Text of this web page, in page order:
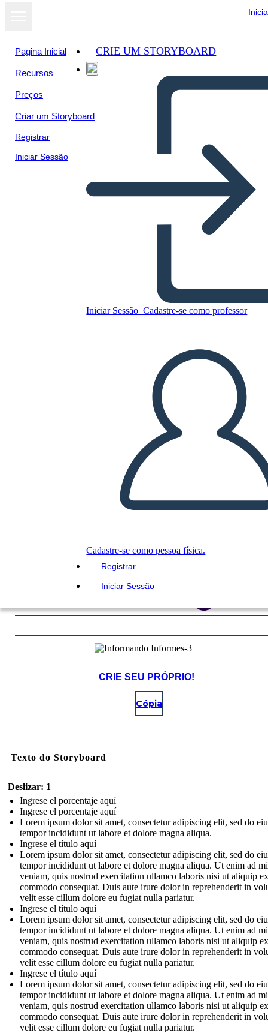
Pagina Inicial
Recursos
Preços
Criar um Storyboard
Registrar
Iniciar Sessão
CRIE UM STORYBOARD
Iniciar Sessão Cadastre-se como professor
Cadastre-se como pessoa física.
Registrar
Iniciar Sessão
Copie este storyboard
CRIAR UM STORYBOARD
LEIA PRA MIM
CRIE SEU PRÓPRIO!
Cópia
Texto do Storyboard
Deslizar: 1
Ingrese el porcentaje aquí
Ingrese el porcentaje aquí
Lorem ipsum dolor sit amet, consectetur adipiscing elit, sed do
tempor incididunt ut labore et dolore magna aliqua.
Ingrese el título aquí
Lorem ipsum dolor sit amet, consectetur adipiscing elit, sed do
tempor incididunt ut labore et dolore magna aliqua. Ut enim ad
veniam, quis nostrud exercitation ullamco laboris nisi ut aliquip
commodo consequat. Duis aute irure dolor in reprehenderit in
velit esse cillum dolore eu fugiat nulla pariatur.
Ingrese el título aquí
Lorem ipsum dolor sit amet, consectetur adipiscing elit, sed do
tempor incididunt ut labore et dolore magna aliqua. Ut enim ad
veniam, quis nostrud exercitation ullamco laboris nisi ut aliquip
commodo consequat. Duis aute irure dolor in reprehenderit in
velit esse cillum dolore eu fugiat nulla pariatur.
Ingrese el título aquí
Lorem ipsum dolor sit amet, consectetur adipiscing elit, sed do
tempor incididunt ut labore et dolore magna aliqua. Ut enim ad
veniam, quis nostrud exercitation ullamco laboris nisi ut aliquip
commodo consequat. Duis aute irure dolor in reprehenderit in
velit esse cillum dolore eu fugiat nulla pariatur.